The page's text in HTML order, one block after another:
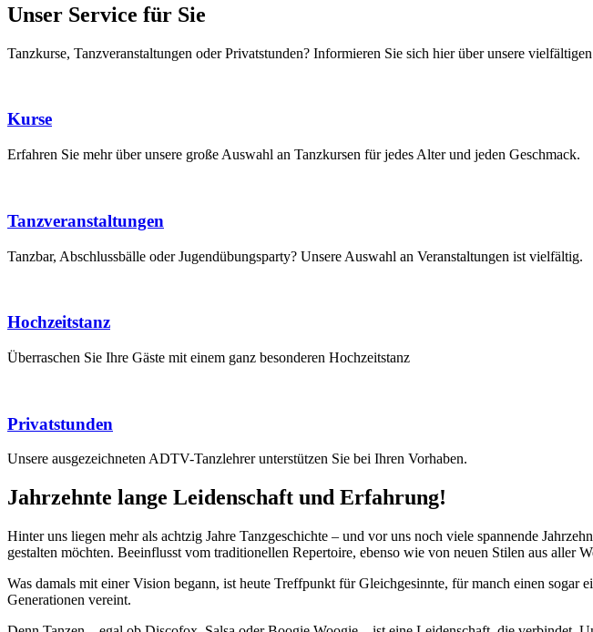
Unser Service für Sie
Tanzkurse, Tanzveranstaltungen oder Privatstunden? Informieren Sie sich hier über unsere
Kurse
Erfahren Sie mehr über unsere große Auswahl an Tanzkursen für jedes Alter und jeden Geschmack.
Tanzveranstaltungen
Tanzbar, Abschlussbälle oder Jugendübungsparty? Unsere Auswahl an Veranstaltungen ist vielfältig.
Hochzeitstanz
Überraschen Sie Ihre Gäste mit einem ganz besonderen Hochzeitstanz
Privatstunden
Unsere ausgezeichneten ADTV-Tanzlehrer unterstützen Sie bei Ihren Vorhaben.
Jahrzehnte lange Leidenschaft und Erfahrung!
Hinter uns liegen mehr als achtzig Jahre Tanzgeschichte – und vor uns noch viele spannende
gestalten möchten. Beeinflusst vom traditionellen Repertoire, ebenso wie von neuen Stilen aus aller
Was damals mit einer Vision begann, ist heute Treffpunkt für Gleichgesinnte, für manch einen sogar
Generationen vereint.